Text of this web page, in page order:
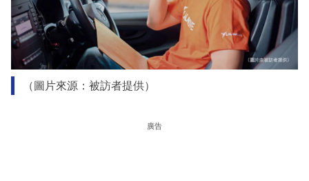
（圖片來源：被訪者提供）
廣告